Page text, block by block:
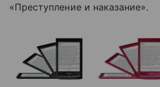
«Преступление и наказание».